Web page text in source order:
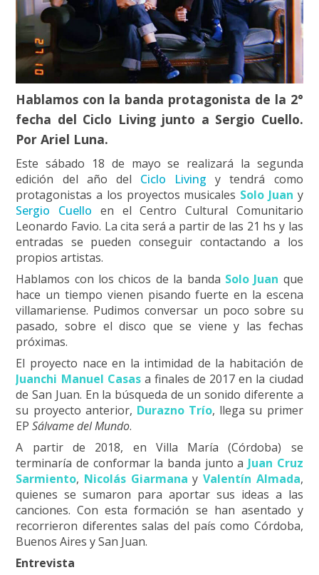
Hablamos con la banda protagonista de la 2°
fecha del Ciclo Living junto a Sergio Cuello.
Por Ariel Luna.
Este sábado 18 de mayo se realizará la segunda
edición del año del Ciclo Living y tendrá como
protagonistas a los proyectos musicales Solo Juan y
Sergio Cuello en el Centro Cultural Comunitario
Leonardo Favio. La cita será a partir de las 21 hs y las
entradas se pueden conseguir contactando a los
propios artistas.
Hablamos con los chicos de la banda Solo Juan que
hace un tiempo vienen pisando fuerte en la escena
villamariense. Pudimos conversar un poco sobre su
pasado, sobre el disco que se viene y las fechas
próximas.
El proyecto nace en la intimidad de la habitación de
Juanchi Manuel Casasa finales de 2017 en la ciudad
de San Juan. En la búsqueda de un sonido diferente a
su proyecto anterior, Durazno Trío, llega su primer
EPSálvame del Mundo.
A partir de 2018, en Villa María (Córdoba) se
terminaría de conformar la banda junto a Juan Cruz
Sarmiento, Nicolás Giarmana y Valentín Almada,
quienes se sumaron para aportar sus ideas a las
canciones. Con esta formación se han asentado y
recorrieron diferentes salas del país como Córdoba,
Buenos Aires y San Juan.
Entrevista